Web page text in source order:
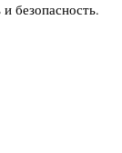
безопасность.